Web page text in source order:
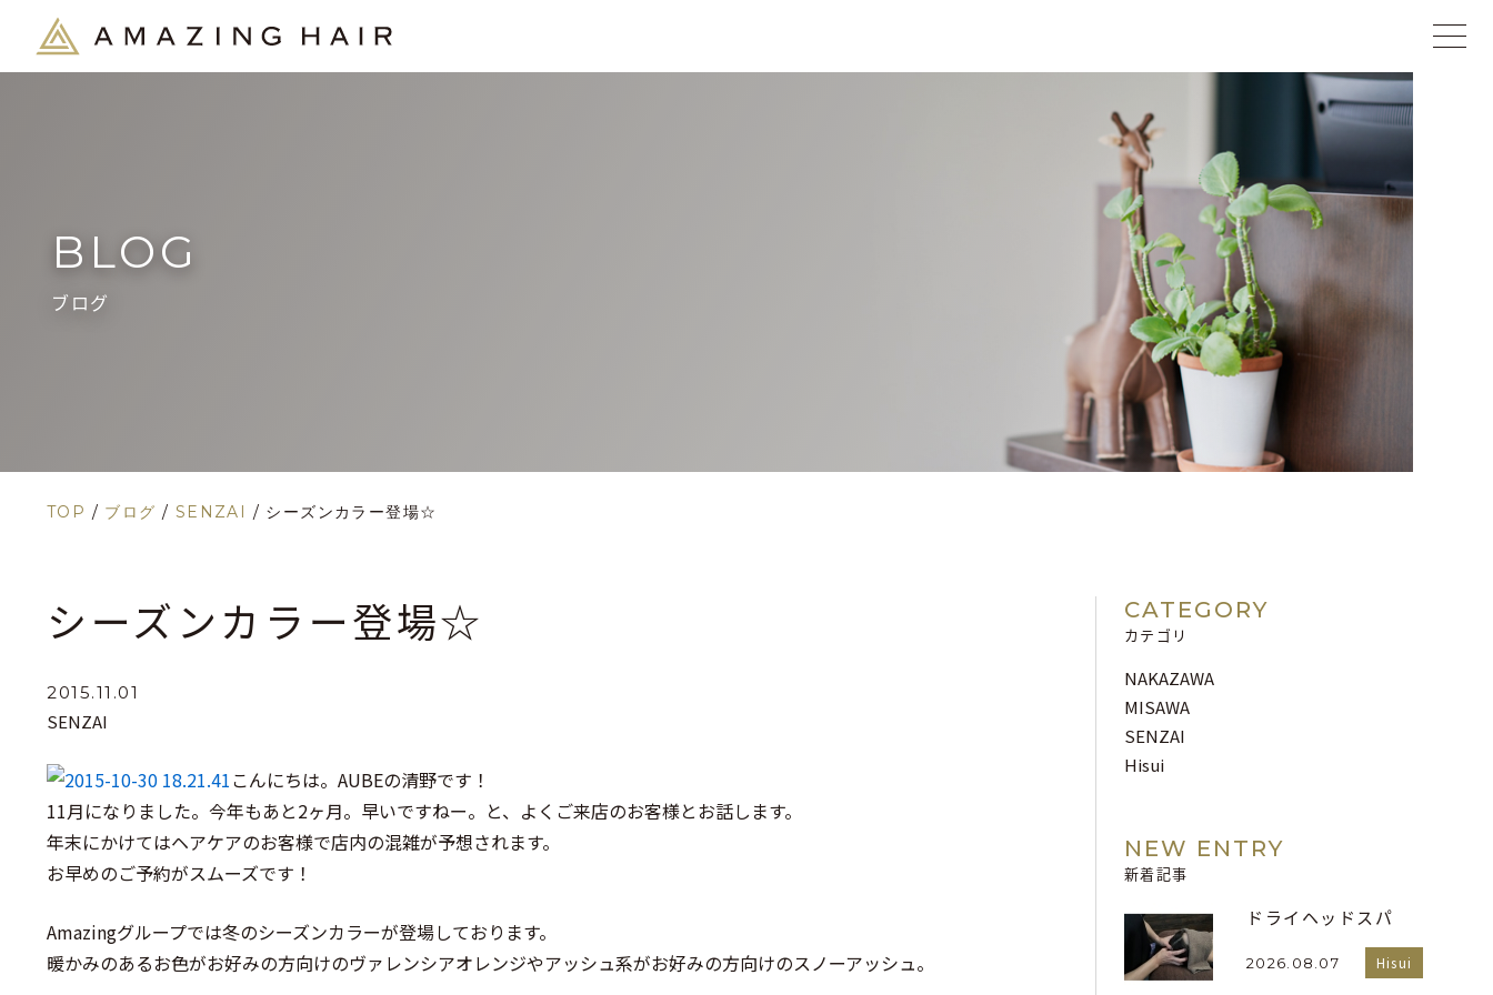
BLOG
ブログ
TOP / ブログ / SENZAI / シーズンカラー登場☆
シーズンカラー登場☆
2015.11.01
SENZAI
こんにちは。AUBEの清野です！
11月になりました。今年もあと2ヶ月。早いですねー。と、よくご来店のお客様とお話します。
年末にかけてはヘアケアのお客様で店内の混雑が予想されます。
お早めのご予約がスムーズです！
Amazingグループでは冬のシーズンカラーが登場しております。
暖かみのあるお色がお好みの方向けのヴァレンシアオレンジやアッシュ系がお好みの方向けのスノーアッシュ。
CATEGORY
カテゴリ
NAKAZAWA
MISAWA
SENZAI
Hisui
NEW ENTRY
新着記事
ドライヘッドスパ
2026.08.07 Hisui